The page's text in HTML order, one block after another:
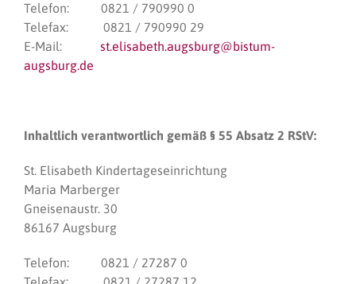
Telefon: 0821 / 790990 0
Telefax: 0821 / 790990 29
E-Mail: st.elisabeth.augsburg@bistum-
augsburg.de
Inhaltlich verantwortlich gemäß § 55 Absatz 2 RStV:
St. Elisabeth Kindertageseinrichtung
Maria Marberger
Gneisenaustr. 30
86167 Augsburg
Telefon: 0821 / 27287 0